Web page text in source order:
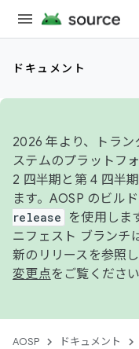
ドキュメント
2026 年より、トラ
ステムのプラットフ
2 四半期と第 4 四半
ます。AOSP のビル
release
を使用しま
ニフェスト ブランチ
新のリリースを参照
変更点をご覧ください
AOSP ドキュメント